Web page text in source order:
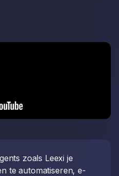
zoals Leexi je
te automatiseren, e-